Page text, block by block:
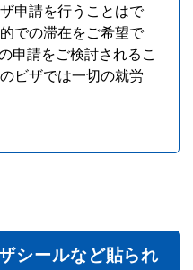
申請を行うことはで
での滞在をご希望で
申請をご検討されるこ
ビザでは一切の就労
シールなど貼られ